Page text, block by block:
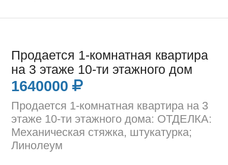
Продается 1-комнатная квартира
на 3 этаже 10-ти этажного дом
1640000
Продается 1-комнатная квартира на 3
этаже 10-ти этажного дома: ОТДЕЛКА:
Механическая стяжка, штукатурка;
Линолеум